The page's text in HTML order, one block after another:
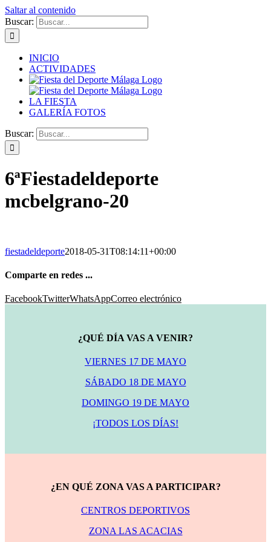
Saltar al contenido
Buscar:
INICIO
ACTIVIDADES
LA FIESTA
GALERÍA FOTOS
Buscar:
6ªFiestadeldeporte
mcbelgrano-20
fiestadeldeporte2018-05-31T08:14:11+00:00
Comparte en redes ...
FacebookTwitterWhatsAppCorreo electrónico
¿QUÉ DÍA VAS A VENIR?
VIERNES 17 DE MAYO
SÁBADO 18 DE MAYO
DOMINGO 19 DE MAYO
¡TODOS LOS DÍAS!
¿EN QUÉ ZONA VAS A PARTICIPAR?
CENTROS DEPORTIVOS
ZONA LAS ACACIAS